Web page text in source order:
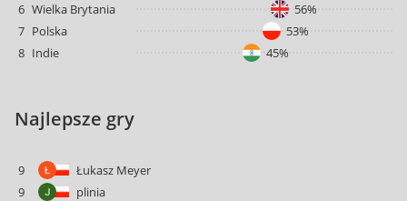
6 Wielka Brytania
56%
7 Polska
53%
8 Indie 45%
Najlepsze gry
9
Łukasz Meyer
9
plinia